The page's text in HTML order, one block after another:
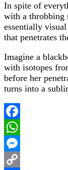
In spite of
with a throbbing
essentially visual
that penetrates
Imagine a
with isotopes
before her
turns into a
Facebook
WhatsApp
Messenger